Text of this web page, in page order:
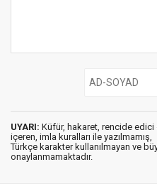
UYARI: Küfür, hakaret, rencide edici
içeren, imla kuralları ile yazılmamış,
Türkçe karakter kullanılmayan ve
onaylanmamaktadır.